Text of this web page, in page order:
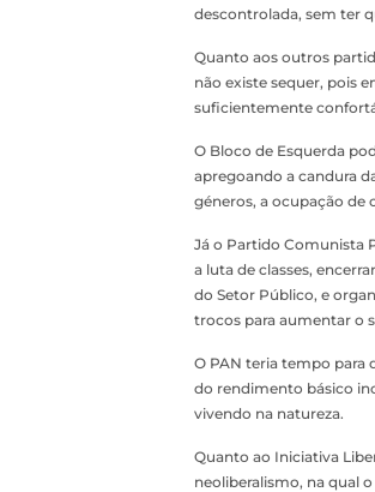
descontrolada, sem ter
Quanto aos outros
não existe sequer, pois
suficientemente
O Bloco de Esquerda
apregoando a candura
géneros, a ocupação de
Já o Partido Comunista
a luta de classes,
do Setor Público, e
trocos para aumentar o
O PAN teria tempo para
do rendimento básico
vivendo na natureza.
Quanto ao Iniciativa
neoliberalismo, na qual